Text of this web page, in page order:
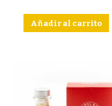
Añadir al carrito